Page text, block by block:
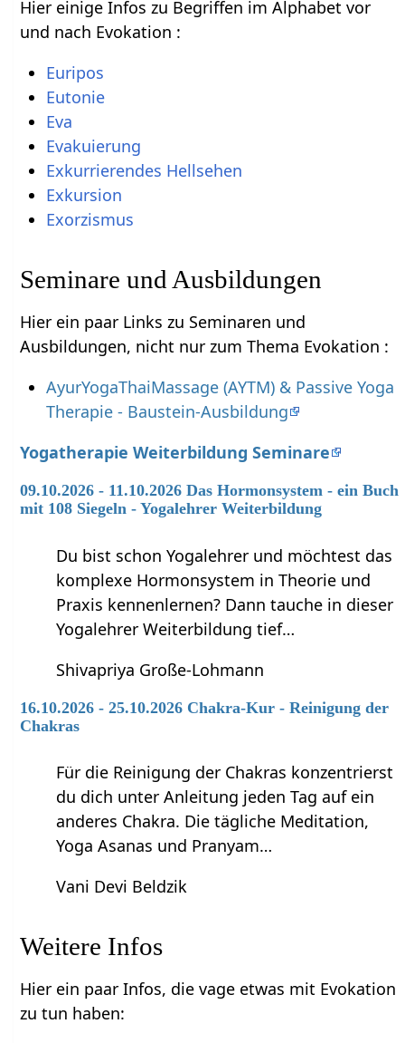
Hier einige Infos zu Begriffen im Alphabet vor
und nach Evokation :
Euripos
Eutonie
Eva
Evakuierung
Exkurrierendes Hellsehen
Exkursion
Exorzismus
Seminare und Ausbildungen
Hier ein paar Links zu Seminaren und
Ausbildungen, nicht nur zum Thema Evokation :
AyurYogaThaiMassage (AYTM) & Passive Yoga
Therapie - Baustein-Ausbildung
Yogatherapie Weiterbildung Seminare
09.10.2026 - 11.10.2026 Das Hormonsystem - ein Buch
mit 108 Siegeln - Yogalehrer Weiterbildung
Du bist schon Yogalehrer und möchtest das
komplexe Hormonsystem in Theorie und
Praxis kennenlernen? Dann tauche in dieser
Yogalehrer Weiterbildung tief…
Shivapriya Große-Lohmann
16.10.2026 - 25.10.2026 Chakra-Kur - Reinigung der
Chakras
Für die Reinigung der Chakras konzentrierst
du dich unter Anleitung jeden Tag auf ein
anderes Chakra. Die tägliche Meditation,
Yoga Asanas und Pranyam…
Vani Devi Beldzik
Weitere Infos
Hier ein paar Infos, die vage etwas mit Evokation
zu tun haben: